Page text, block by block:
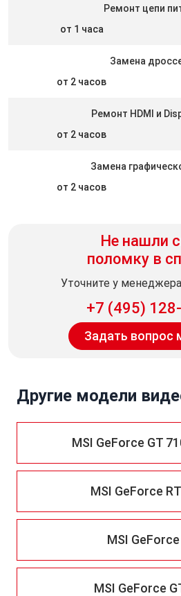
Ремонт цепи
от 1 часа
Замена
от 2 часов
Ремонт HDMI и
от 2 часов
Замена
от 2 часов
Не нашли
поломку в
Уточните у
+7 (495)
Задать вопрос
Другие модели
MSI GeForce GT
MSI GeForce
MSI
MSI GeForce